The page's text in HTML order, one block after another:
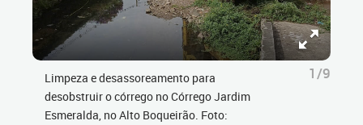
Limpeza e desassoreamento para
desobstruir o córrego no Córrego Jardim
Esmeralda, no Alto Boqueirão. Foto:
1/9